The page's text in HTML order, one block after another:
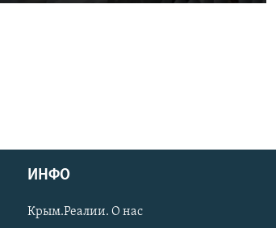
ИНФО
Крым.Реалии. О нас